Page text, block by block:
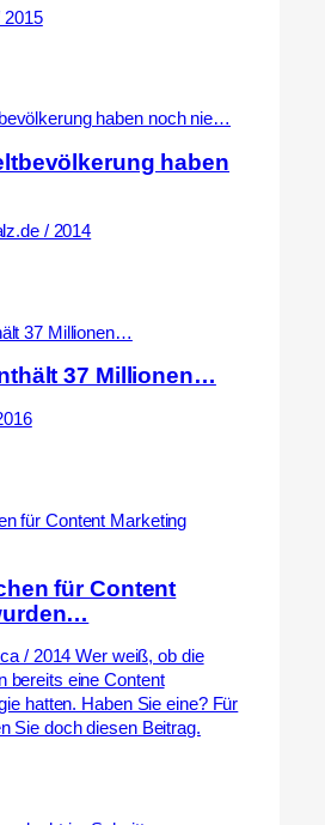
2015
haben
/ 2014
37 Millionen…
für Content
/ 2014 Wer weiß, ob die
bereits eine Content
hatten. Haben Sie eine? Für
Sie doch diesen Beitrag.